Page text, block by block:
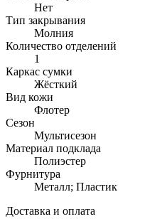
Нет
Тип закрывания
Молния
Количество отделений
1
Каркас сумки
Жёсткий
Вид кожи
Флотер
Сезон
Мультисезон
Материал подклада
Полиэстер
Фурнитура
Металл; Пластик
Доставка и оплата